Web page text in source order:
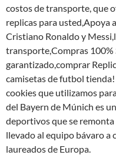
costos de transporte, que
replicas para usted,Apoya
Cristiano Ronaldo y
transporte,Compras 100%
garantizado,comprar
camisetas de futbol
cookies que utilizamos
del Bayern de Múnich es
deportivos que se remonta
llevado al equipo bávaro a
laureados de Europa.